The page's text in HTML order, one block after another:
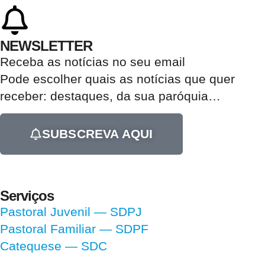
NEWSLETTER
Receba as notícias no seu email​
Pode escolher quais as notícias que quer
receber: destaques, da sua paróquia…
SUBSCREVA AQUI
Serviços
Pastoral Juvenil — SDPJ
Pastoral Familiar — SDPF
Catequese — SDC